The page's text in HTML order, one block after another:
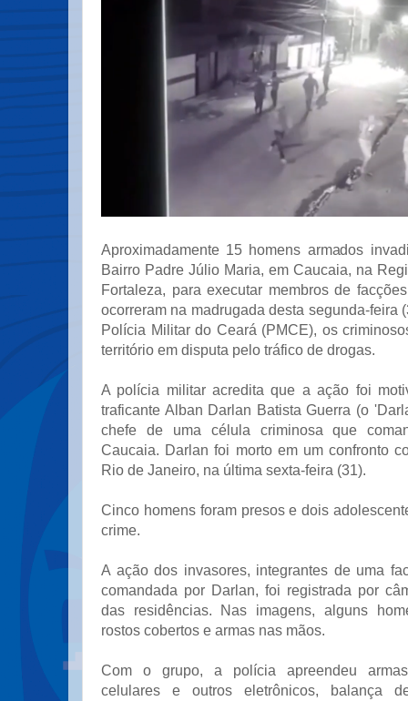
Aproximadamente 15 homens armados
Bairro Padre Júlio Maria, em Caucaia, na
Fortaleza, para executar membros de
ocorreram na madrugada desta segunda-feira
Polícia Militar do Ceará (PMCE), os
território em disputa pelo tráfico de drogas.
A polícia militar acredita que a ação foi
traficante Alban Darlan Batista Guerra (o
chefe de uma célula criminosa que
Caucaia. Darlan foi morto em um confronto
Rio de Janeiro, na última sexta-feira (31).
Cinco homens foram presos e dois
crime.
A ação dos invasores, integrantes de uma
comandada por Darlan, foi registrada por
das residências. Nas imagens, alguns
rostos cobertos e armas nas mãos.
Com o grupo, a polícia apreendeu
celulares e outros eletrônicos, balança